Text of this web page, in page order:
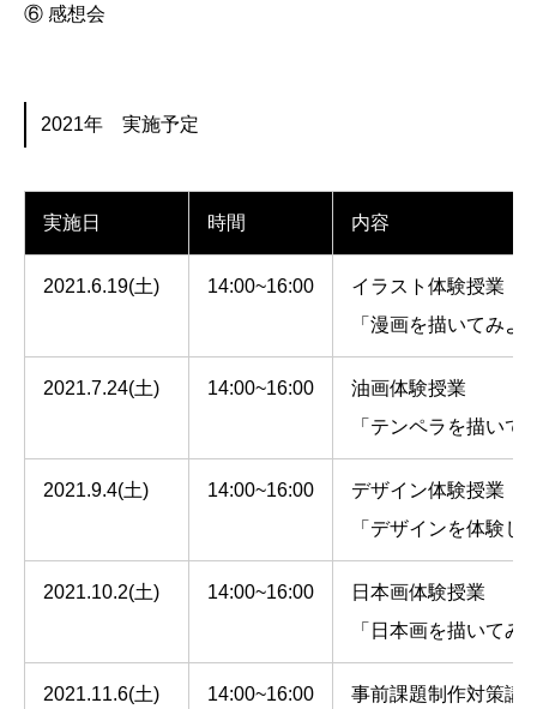
⑥ 感想会
2021年 実施予定
実施日 時間 内容
2021.6.19(土) 14:00~16:00
イラスト体験授業
「漫画を描いてみよ
2021.7.24(土) 14:00~16:00
油画体験授業
「テンペラを描いて
2021.9.4(土) 14:00~16:00
デザイン体験授業
「デザインを体験し
2021.10.2(土) 14:00~16:00
日本画体験授業
「日本画を描いてみ
2021.11.6(土) 14:00~16:00 事前課題制作対策講